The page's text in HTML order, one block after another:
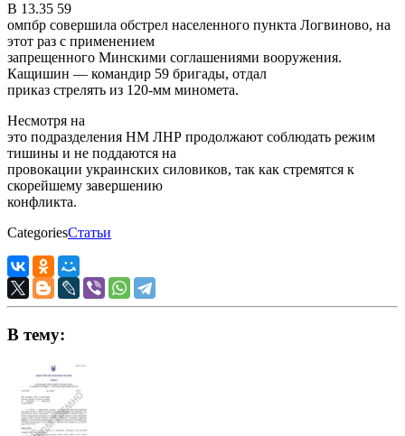
В 13.35 59
омпбр совершила обстрел населенного пункта Логвиново, на
этот раз с применением
запрещенного Минскими соглашениями вооружения.
Кащишин — командир 59 бригады, отдал
приказ стрелять из 120-мм миномета.
Несмотря на
это подразделения НМ ЛНР продолжают соблюдать режим
тишины и не поддаются на
провокации украинских силовиков, так как стремятся к
скорейшему завершению
конфликта.
CategoriesСтатьи
В тему: